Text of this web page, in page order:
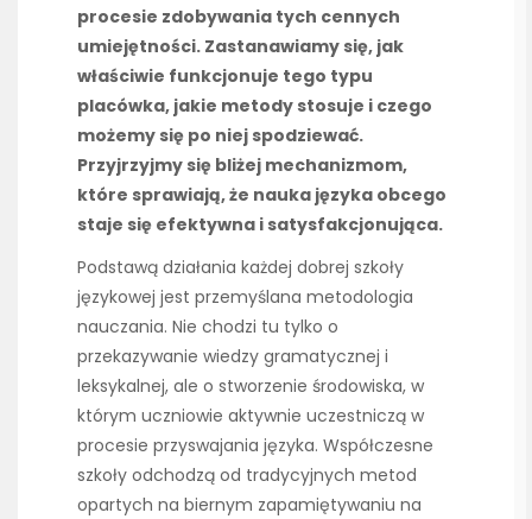
procesie zdobywania tych cennych
umiejętności. Zastanawiamy się, jak
właściwie funkcjonuje tego typu
placówka, jakie metody stosuje i czego
możemy się po niej spodziewać.
Przyjrzyjmy się bliżej mechanizmom,
które sprawiają, że nauka języka obcego
staje się efektywna i satysfakcjonująca.
Podstawą działania każdej dobrej szkoły
językowej jest przemyślana metodologia
nauczania. Nie chodzi tu tylko o
przekazywanie wiedzy gramatycznej i
leksykalnej, ale o stworzenie środowiska, w
którym uczniowie aktywnie uczestniczą w
procesie przyswajania języka. Współczesne
szkoły odchodzą od tradycyjnych metod
opartych na biernym zapamiętywaniu na